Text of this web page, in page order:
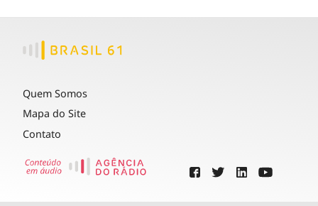
Quem Somos
Mapa do Site
Contato